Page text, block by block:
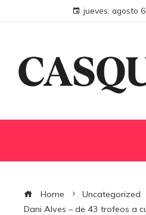
jueves, agosto 6
Home
Uncategorized
Dani Alves – de 43 trofeos a